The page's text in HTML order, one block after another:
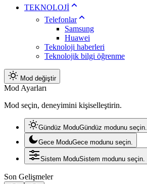
TEKNOLOJİ
Telefonlar
Samsung
Huawei
Teknoloji haberleri
Teknolojik bilgi öğrenme
Mod değiştir
Mod Ayarları
Mod seçin, deneyimini kişiselleştirin.
Gündüz ModuGündüz modunu seçin.
Gece ModuGece modunu seçin.
Sistem ModuSistem modunu seçin.
Son Gelişmeler